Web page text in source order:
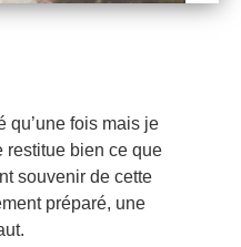
qu’une fois mais je
restitue bien ce que
souvenir de cette
préparé, une